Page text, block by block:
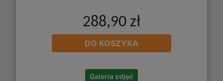
288,90 zł
DO KOSZYKA
Galeria zdjęć